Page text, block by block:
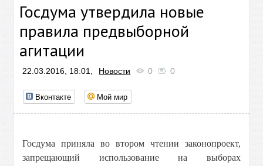
Госдума утвердила новые
правила предвыборной
агитации
22.03.2016, 18:01, Новости 0 0
Вконтакте Мой мир
Госдума приняла во втором чтении законопроект,
запрещающий использование на выборах